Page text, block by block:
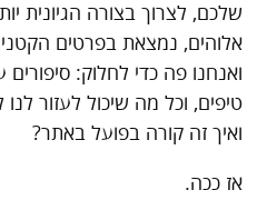
שלכם, לצרוך בצורה הגיונית
אלוהים, נמצאת בפרטים
ואנחנו פה כדי לחלוק:
טיפים, וכל מה שיכול לעזור
ואיך זה קורה בפועל באתר?
אז ככה.